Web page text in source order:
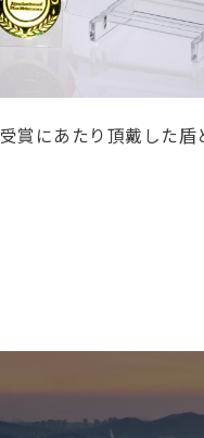
受賞にあたり頂戴した盾